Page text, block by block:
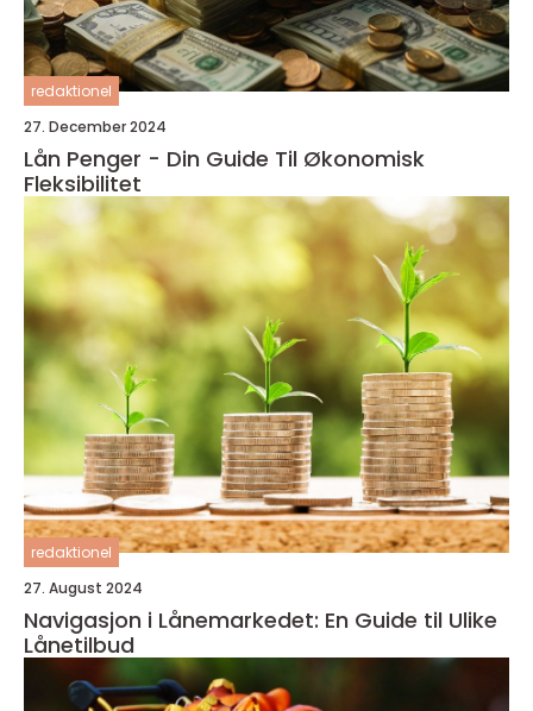
redaktionel
27. December 2024
Lån Penger - Din Guide Til Økonomisk
Fleksibilitet
redaktionel
27. August 2024
Navigasjon i Lånemarkedet: En Guide til Ulike
Lånetilbud